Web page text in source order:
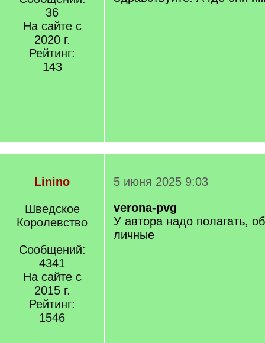
36
На сайте с
2020 г.
Рейтинг:
143
Linino
Шведское
Королевство
Сообщений:
4341
На сайте с
2015 г.
Рейтинг:
1546
5 июня 2025 9:03
verona-pvg
У автора надо полагать,
личные